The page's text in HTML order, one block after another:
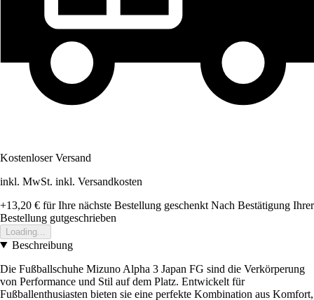
Kostenloser Versand
inkl. MwSt. inkl. Versandkosten
+13,20 € für Ihre nächste Bestellung geschenkt Nach Bestätigung Ihrer
Bestellung gutgeschrieben
Loading...
Beschreibung
Die Fußballschuhe Mizuno Alpha 3 Japan FG sind die Verkörperung
von Performance und Stil auf dem Platz. Entwickelt für
Fußballenthusiasten bieten sie eine perfekte Kombination aus Komfort,